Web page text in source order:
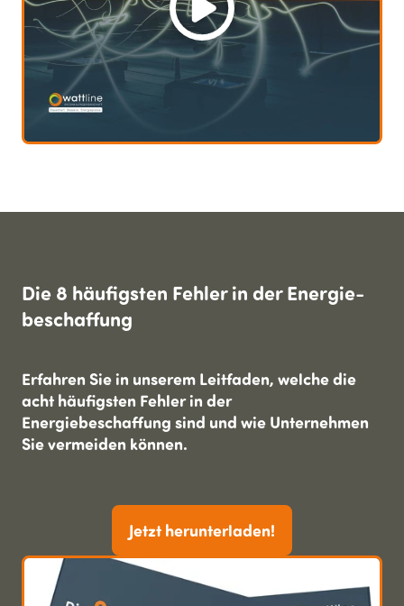
Die 8 häufigsten Fehler in der Energie­
beschaffung
Erfahren Sie in unserem Leitfaden, welche die
acht häufigsten Fehler in der
Energiebeschaffung sind und wie Unternehmen
Sie vermeiden können.
Jetzt herunterladen!